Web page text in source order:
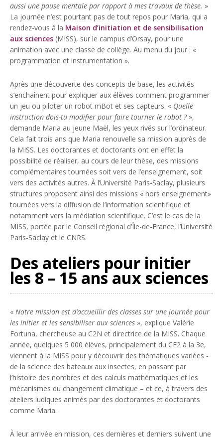
aussi une pause mentale par rapport à mes travaux de thèse. »
La journée n’est pourtant pas de tout repos pour Maria, qui a
rendez-vous à la Maison d’initiation et de sensibilisation
aux sciences (MISS), sur le campus d’Orsay, pour une
animation avec une classe de collège. Au menu du jour : «
programmation et instrumentation ».
Après une découverte des concepts de base, les activités
s’enchaînent pour expliquer aux élèves comment programmer
un jeu ou piloter un robot mBot et ses capteurs. « Quelle
instruction dois-tu modifier pour faire tourner le robot ?»,
demande Maria au jeune Maël, les yeux rivés sur l’ordinateur.
Cela fait trois ans que Maria renouvelle sa mission auprès de
la MISS. Les doctorantes et doctorants ont en effet la
possibilité de réaliser, au cours de leur thèse, des missions
complémentaires tournées soit vers de l’enseignement, soit
vers des activités autres. À l’Université Paris-Saclay, plusieurs
structures proposent ainsi des missions « hors enseignement»
tournées vers la diffusion de l’information scientifique et
notamment vers la médiation scientifique. C’est le cas de la
MISS, portée par le Conseil régional d’Île-de-France, l’Université
Paris-Saclay et le CNRS.
Des ateliers pour initier
les 8 – 15 ans aux sciences
« Notre mission est d’accueillir des classes sur une journée pour
les initier et les sensibiliser aux sciences », explique Valérie
Fortuna, chercheuse au C2N et directrice de la MISS. Chaque
année, quelques 5 000 élèves, principalement du CE2 à la 3e,
viennent à la MISS pour y découvrir des thématiques variées -
de la science des bateaux aux insectes, en passant par
l’histoire des nombres et des calculs mathématiques et les
mécanismes du changement climatique – et ce, à travers des
ateliers ludiques animés par des doctorantes et doctorants
comme Maria.
À leur arrivée en mission, ces dernières et derniers suivent une